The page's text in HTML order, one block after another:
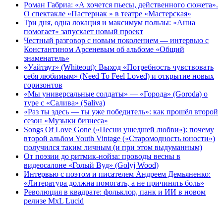
Роман Габриа: «А хочется пьесы, действенного сюжета».
О спектакле «Пастернак » в театре «Мастерская»
Три дня, одна локация и максимум пользы: «Анна
помогает» запускает новый проект
Честный разговор с новым поколением — интервью с
Константином Арсеневым об альбоме «Общий
знаменатель»
«Уайтаут» (Whiteout): Выход «Потребность чувствовать
себя любимым» (Need To Feel Loved) и открытие новых
горизонтов
«Мы универсальные солдаты» — «Города» (Goroda) о
туре с «Салива» (Saliva)
«Раз ты здесь — ты уже победитель»: как прошёл второй
сезон «Музыки бизнеса»
Songs Of Love Gone («Песни ушедшей любви»): почему
второй альбом Youth Vintage («Старомодность юности»)
получился таким личным (и при этом выдуманным)
От поэзии до ритмик-нойза: проводы весны в
видеосалоне «Голый Вуд» (Golyj Wood)
Интервью с поэтом и писателем Андреем Демьяненко:
«Литература должна помогать, а не причинять боль»
Революция в квадрате: фольклор, панк и ИИ в новом
релизе MxL Lucid